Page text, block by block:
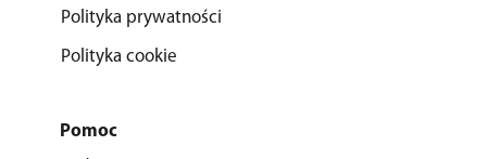
Polityka prywatności
Polityka cookie
Pomoc